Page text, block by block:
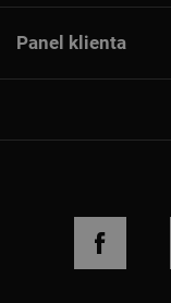
Panel klienta
FACEBOOK